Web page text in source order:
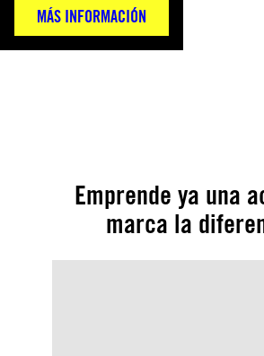
MÁS INFORMACIÓN
Emprende ya una
marca la